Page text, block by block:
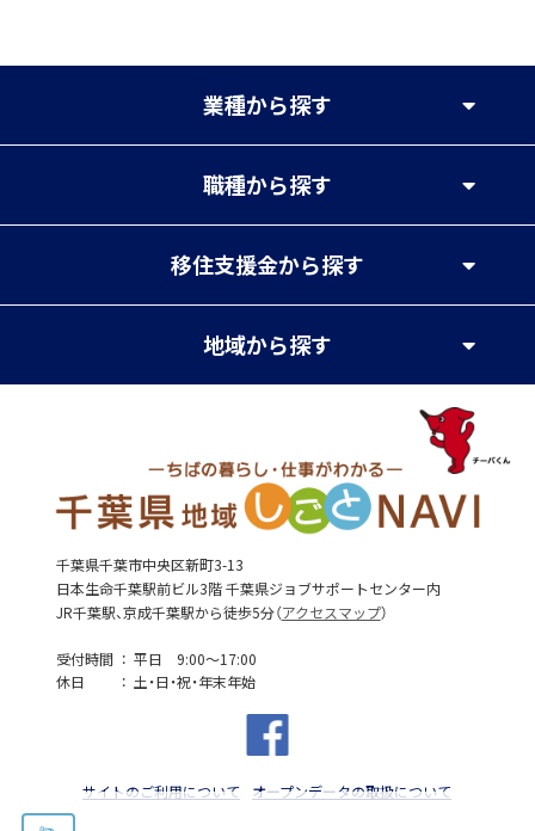
業種から探す
職種から探す
移住支援金から探す
地域から探す
千葉県千葉市中央区新町3-13
日本生命千葉駅前ビル3階 千葉県ジョブサポートセンター内
JR千葉駅、京成千葉駅から徒歩5分（アクセスマップ）
受付時間
平日 9:00～17:00
休日
土・日・祝・年末年始
サイトのご利用について オープンデータの取扱について